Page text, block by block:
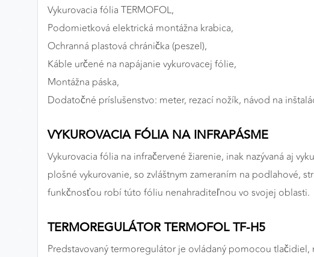
Vykurovacia fólia TERMOFOL,
Podomietková elektrická montážna krabica,
Ochranná plastová chránička (peszel),
Káble určené na napájanie vykurovacej fólie,
Montážna páska,
Dodatočné príslušenstvo: meter, rezací nožík, návod na
VYKUROVACIA FÓLIA NA INFRAPÁSME
Vykurovacia fólia na infračervené žiarenie, inak nazývaná aj
plošné vykurovanie, so zvláštnym zameraním na podlahové,
funkčnosťou robí túto fóliu nenahraditeľnou vo svojej oblasti.
TERMOREGULÁTOR TERMOFOL TF-H5
Predstavovaný termoregulátor je ovládaný pomocou
ANALYTICKÉ COOKIES
Analytické cookies nám umožňujú meranie výkonu
nášho webu. Ich pomocou určujeme počet návštev a
zdroje návštev našich webových stránok. Dáta získané
súhrnne, bez použitia identifikátorov, ktoré ukazujú na
konkrétnych používateľov nášho webu. Vďaka týmto
našich stránok.
Google Analytics
MARKETINGOVÉ COOKIES
Marketingové cookies sa používajú na sledovanie